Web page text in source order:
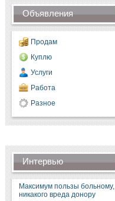
Объявления
Продам
Куплю
Услуги
Работа
Разное
Интервью
Максимум пользы больному,
никакого вреда донору